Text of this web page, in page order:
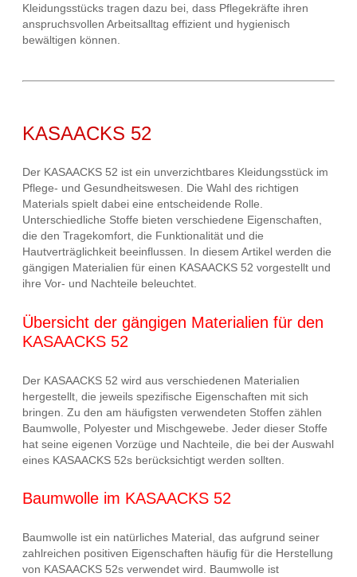
Kleidungsstücks tragen dazu bei, dass Pflegekräfte ihren
anspruchsvollen Arbeitsalltag effizient und hygienisch
bewältigen können.
KASAACKS 52
Der KASAACKS 52 ist ein unverzichtbares Kleidungsstück im
Pflege- und Gesundheitswesen. Die Wahl des richtigen
Materials spielt dabei eine entscheidende Rolle.
Unterschiedliche Stoffe bieten verschiedene Eigenschaften,
die den Tragekomfort, die Funktionalität und die
Hautverträglichkeit beeinflussen. In diesem Artikel werden die
gängigen Materialien für einen KASAACKS 52 vorgestellt und
ihre Vor- und Nachteile beleuchtet.
Übersicht der gängigen Materialien für den
KASAACKS 52
Der KASAACKS 52 wird aus verschiedenen Materialien
hergestellt, die jeweils spezifische Eigenschaften mit sich
bringen. Zu den am häufigsten verwendeten Stoffen zählen
Baumwolle, Polyester und Mischgewebe. Jeder dieser Stoffe
hat seine eigenen Vorzüge und Nachteile, die bei der Auswahl
eines KASAACKS 52s berücksichtigt werden sollten.
Baumwolle im KASAACKS 52
Baumwolle ist ein natürliches Material, das aufgrund seiner
zahlreichen positiven Eigenschaften häufig für die Herstellung
von KASAACKS 52s verwendet wird. Baumwolle ist